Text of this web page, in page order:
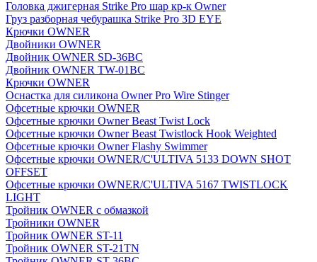
Головка джигерная Strike Pro шар кр-к Owner
Груз разборная чебурашка Strike Pro 3D EYE
Крючки OWNER
Двойники OWNER
Двойник OWNER SD-36BC
Двойник OWNER TW-01BC
Крючки OWNER
Оснастка для силикона Owner Pro Wire Stinger
Офсетные крючки OWNER
Офсетные крючки Owner Beast Twist Lock
Офсетные крючки Owner Beast Twistlock Hook Weighted
Офсетные крючки Owner Flashy Swimmer
Офсетные крючки OWNER/C'ULTIVA 5133 DOWN SHOT
OFFSET
Офсетные крючки OWNER/C'ULTIVA 5167 TWISTLOCK
LIGHT
Тройник OWNER с обмазкой
Тройники OWNER
Тройник OWNER ST-11
Тройник OWNER ST-21TN